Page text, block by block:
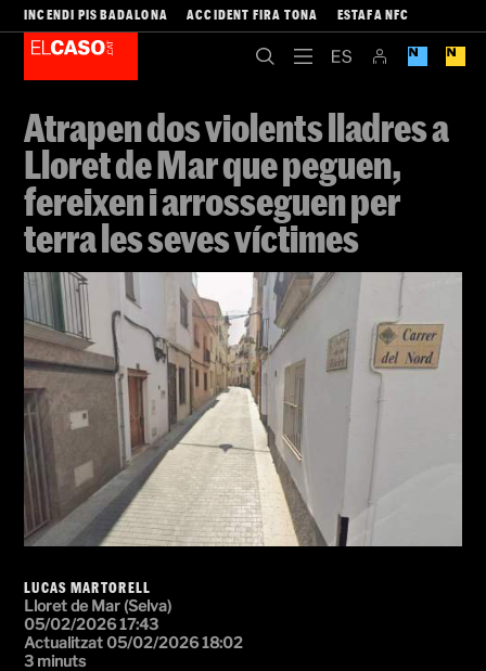
INCENDI PIS BADALONA ACCIDENT FIRA TONA ESTAFA NFC
Atrapen dos violents lladres a
Lloret de Mar que peguen,
fereixen i arrosseguen per
terra les seves víctimes
LUCAS MARTORELL
Lloret de Mar (Selva)
05/02/2026 17:43
Actualitzat 05/02/2026 18:02
3 minuts